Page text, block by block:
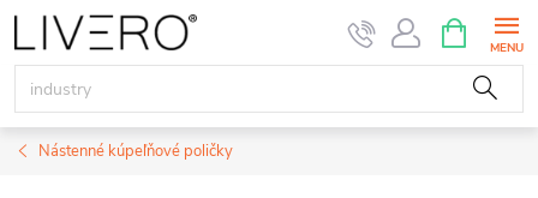
Prejsť
na
obsah
KOŠÍK
Nástenné kúpeľňové poličky